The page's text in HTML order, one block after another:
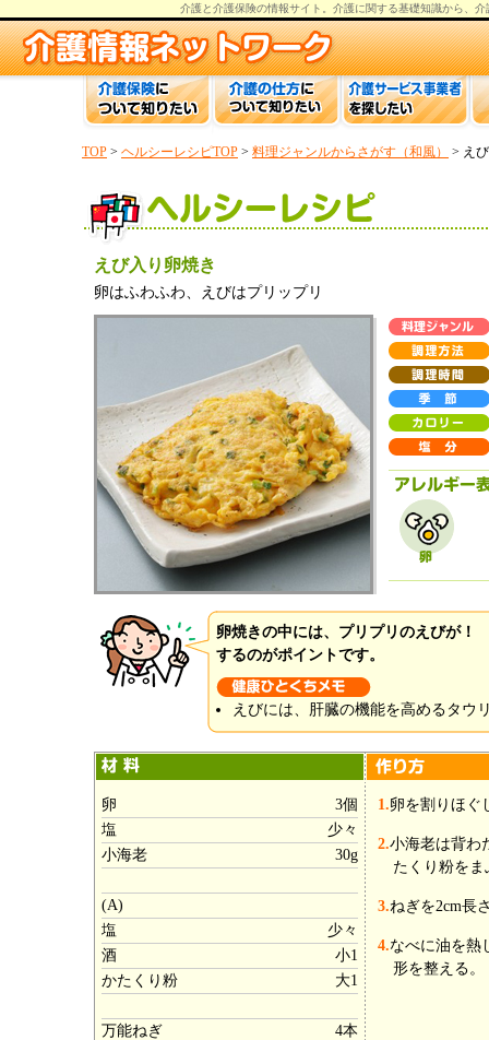
介護と介護保険の情報サイト。 介護に関する基礎知識から、 介
TOP > ヘルシーレシピTOP > 料理ジャンルからさがす（和風） > え
えび入り卵焼き
卵はふわふわ、えびはプリップリ
卵焼きの中には、プリプリのえびが
するのがポイントです。
えびには、肝臓の機能を高めるタウ
卵
3個
塩
少々
小海老
30g
(A)
塩
少々
酒
小1
かたくり粉
大1
万能ねぎ
4本
1.卵を割りほぐ
2.小海老は背わ
たくり粉を
3.ねぎを2cm長
4.なべに油を熱
形を整える。